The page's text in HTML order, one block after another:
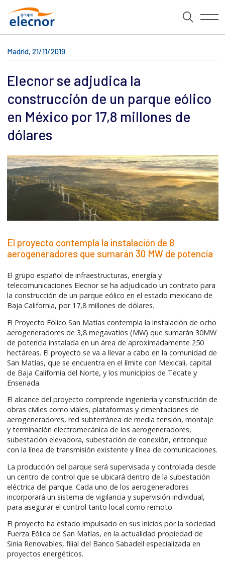
Madrid, 21/11/2019
Elecnor se adjudica la
construcción de un parque eólico
en México por 17,8 millones de
dólares
El proyecto contempla la instalación de 8
aerogeneradores que sumarán 30 MW de potencia
El grupo español de infraestructuras, energía y
telecomunicaciones Elecnor se ha adjudicado un contrato para
la construcción de un parque eólico en el estado mexicano de
Baja California, por 17,8 millones de dólares.
El Proyecto Eólico San Matías contempla la instalación de ocho
aerogeneradores de 3,8 megavatios (MW) que sumarán 30MW
de potencia instalada en un área de aproximadamente 250
hectáreas. El proyecto se va a llevar a cabo en la comunidad de
San Matías, que se encuentra en el límite con Mexicali, capital
de Baja California del Norte, y los municipios de Tecate y
Ensenada.
El alcance del proyecto comprende ingeniería y construcción de
obras civiles como viales, plataformas y cimentaciones de
aerogeneradores, red subterránea de media tensión, montaje
y terminación electromecánica de los aerogeneradores,
subestación elevadora, subestación de conexión, entronque
con la línea de transmisión existente y línea de comunicaciones.
La producción del parque será supervisada y controlada desde
un centro de control que se ubicará dentro de la subestación
eléctrica del parque. Cada uno de los aerogeneradores
incorporará un sistema de vigilancia y supervisión individual,
para asegurar el control tanto local como remoto.
El proyecto ha estado impulsado en sus inicios por la sociedad
Fuerza Eólica de San Matías, en la actualidad propiedad de
Sinia Renovables, filial del Banco Sabadell especializada en
proyectos energéticos.